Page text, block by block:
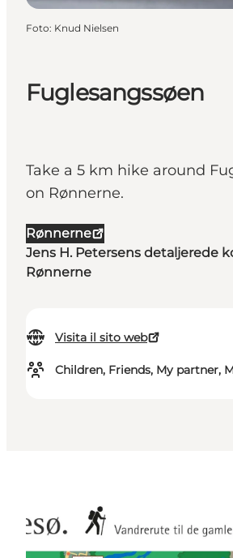
Fuglesangssøen
Take a 5 km hike around
on Rønnerne.
Rønnerne
Jens H. Petersens detaljerede
Rønnerne
Visita il sito web
Children, Friends, My partner,
Foto: Knud Nielsen